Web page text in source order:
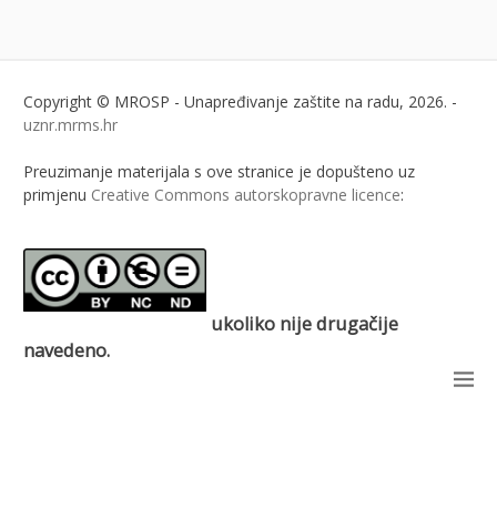
Copyright © MROSP - Unapređivanje zaštite na radu, 2026. -
uznr.mrms.hr
Preuzimanje materijala s ove stranice je dopušteno uz
primjenu Creative Commons autorskopravne licence:
ukoliko nije drugačije
navedeno.